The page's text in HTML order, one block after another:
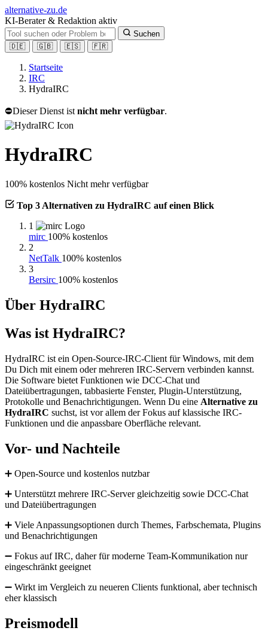
alternative-zu.de
KI-Berater & Redaktion aktiv
Suchen
🇩🇪
🇬🇧 🇪🇸 🇫🇷
Startseite
IRC
HydraIRC
⛔Dieser Dienst ist nicht mehr verfügbar.
HydraIRC
100% kostenlos Nicht mehr verfügbar
Top 3 Alternativen zu HydraIRC auf einen Blick
1
mirc 100% kostenlos
2
NetTalk 100% kostenlos
3
Bersirc 100% kostenlos
Über HydraIRC
Was ist HydraIRC?
HydraIRC ist ein Open-Source-IRC-Client für Windows, mit dem
Du Dich mit einem oder mehreren IRC-Servern verbinden kannst.
Die Software bietet Funktionen wie DCC-Chat und
Dateiübertragungen, tabbasierte Fenster, Plugin-Unterstützung,
Protokolle und Benachrichtigungen. Wenn Du eine Alternative zu
HydraIRC suchst, ist vor allem der Fokus auf klassische IRC-
Funktionen und die anpassbare Oberfläche relevant.
Vor- und Nachteile
➕ Open-Source und kostenlos nutzbar
➕ Unterstützt mehrere IRC-Server gleichzeitig sowie DCC-Chat
und Dateiübertragungen
➕ Viele Anpassungsoptionen durch Themes, Farbschemata, Plugins
und Benachrichtigungen
➖ Fokus auf IRC, daher für moderne Team-Kommunikation nur
eingeschränkt geeignet
➖ Wirkt im Vergleich zu neueren Clients funktional, aber technisch
eher klassisch
Preismodell